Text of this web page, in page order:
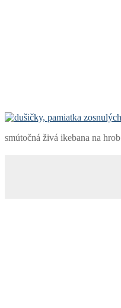
smútočná živá ikebana na hrob